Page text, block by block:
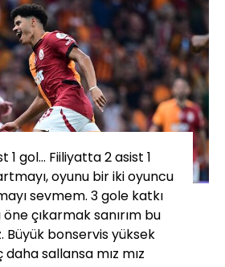
1 gol... Fiiliyatta 2 asist 1
oyunu bir iki oyuncu
sevmem. 3 gole katkı
çıkarmak sanırım bu
Büyük bonservis yüksek
sallansa mız mız